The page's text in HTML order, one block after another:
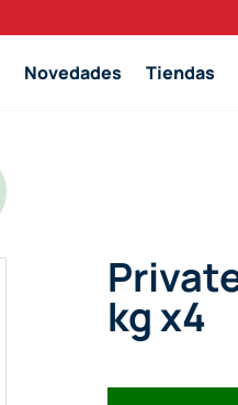
Novedades Tiendas
kg x4